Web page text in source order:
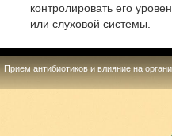
контролировать его
или слуховой системы.
Прием антибиотиков и влияние на